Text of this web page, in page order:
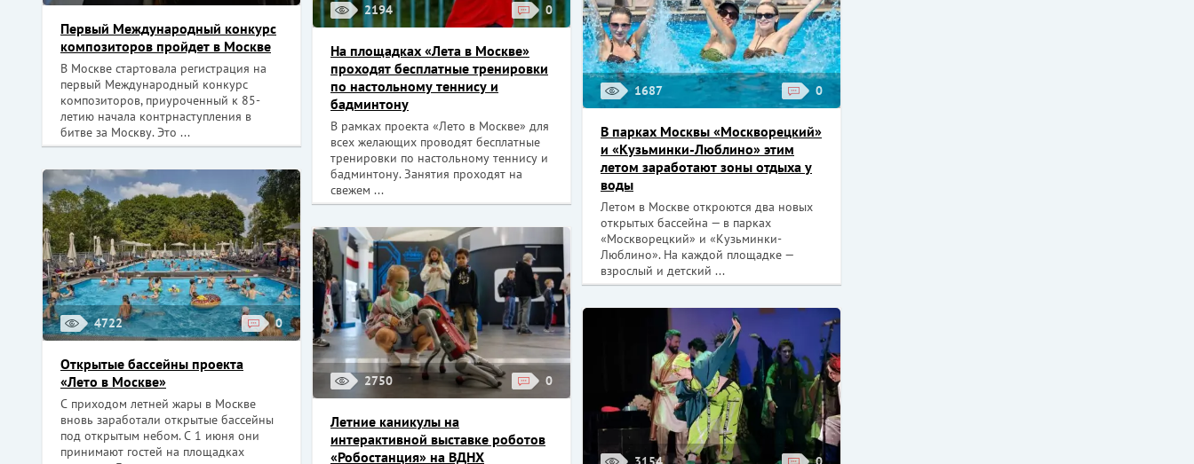
Первый Международный конкурс
композиторов пройдет в Москве
В Москве стартовала регистрация на
первый Международный конкурс
композиторов, приуроченный к 85-
летию начала контрнаступления в
битве за Москву. Это ...
2194 0
На площадках «Лета в Москве»
проходят бесплатные тренировки
по настольному теннису и
бадминтону
В рамках проекта «Лето в Москве» для
всех желающих проводят бесплатные
тренировки по настольному теннису и
бадминтону. Занятия проходят на
свежем ...
1687 0
В парках Москвы «Москворецкий»
и «Кузьминки-Люблино» этим
летом заработают зоны отдыха у
воды
Летом в Москве откроются два новых
открытых бассейна — в парках
«Москворецкий» и «Кузьминки-
Люблино». На каждой площадке —
взрослый и детский ...
4722 0
Открытые бассейны проекта
«Лето в Москве»
С приходом летней жары в Москве
вновь заработали открытые бассейны
под открытым небом. С 1 июня они
принимают гостей на площадках
2750 0
Летние каникулы на
интерактивной выставке роботов
«Робостанция» на ВДНХ